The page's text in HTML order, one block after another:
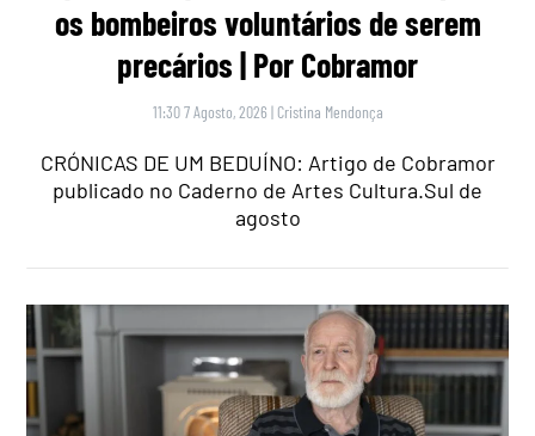
os bombeiros voluntários de serem
precários | Por Cobramor
11:30 7 Agosto, 2026 | Cristina Mendonça
CRÓNICAS DE UM BEDUÍNO: Artigo de Cobramor
publicado no Caderno de Artes Cultura.Sul de
agosto